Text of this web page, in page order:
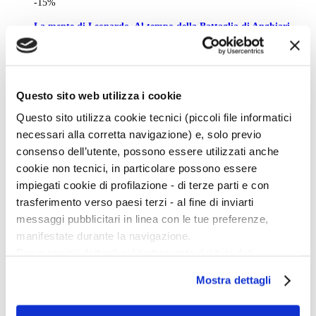
Questo sito web utilizza i cookie
Questo sito utilizza cookie tecnici (piccoli file informatici
necessari alla corretta navigazione) e, solo previo
consenso dell’utente, possono essere utilizzati anche
cookie non tecnici, in particolare possono essere
impiegati cookie di profilazione - di terze parti e con
trasferimento verso paesi terzi - al fine di inviarti
messaggi pubblicitari in linea con le tue preferenze,
manifestate durante la navigazione.
scelte privacy sui cookie, ti invitiamo a prendere visione
dell’informativa cookie.
Mostra dettagli
-15%
La mente di Leonardo. Al tempo della Battaglia di Anghiari
Carlo Pedretti
Acquista
-15%
Donatello: il David restaurato
€ 29,75
Acquista
La fortuna dei primitivi.